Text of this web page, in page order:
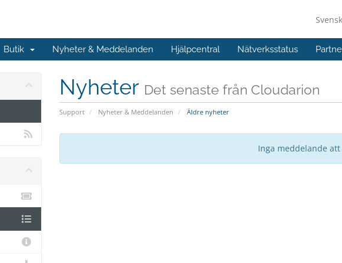
Butik Nyheter & Meddelanden Hjälpcentral Nätverksstatus
Nyheter Det senaste från Cloudarion
Support Nyheter & Meddelanden Äldre nyheter
Inga meddelande att